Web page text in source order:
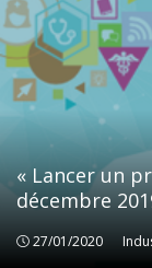
« Lancer un
décembre
27/01/2020